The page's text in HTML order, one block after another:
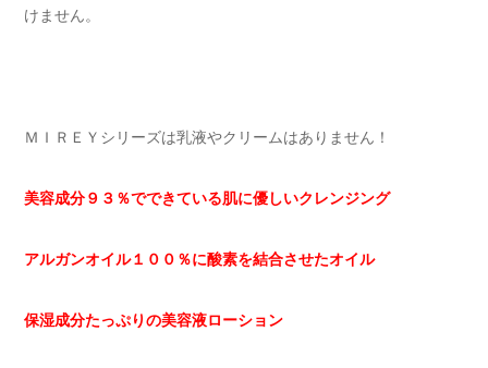
けません。
ＭＩＲＥＹシリーズは乳液やクリームはありません！
美容成分９３％でできている肌に優しいクレンジング
アルガンオイル１００％に酸素を結合させたオイル
保湿成分たっぷりの美容液ローション